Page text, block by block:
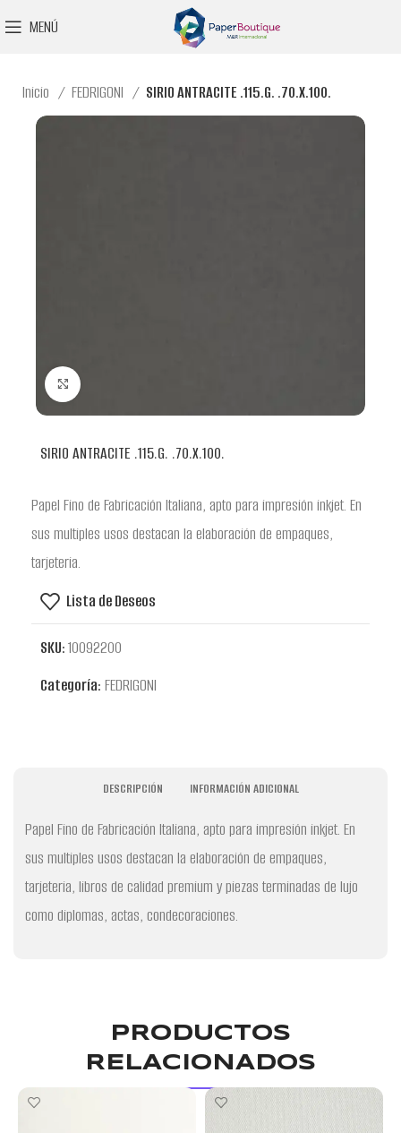
MENÚ
Inicio FEDRIGONI SIRIO ANTRACITE .115.G. .70.X.100.
SIRIO ANTRACITE .115.G. .70.X.100.
Papel Fino de Fabricación Italiana, apto para impresión inkjet. En
sus multiples usos destacan la elaboración de empaques,
tarjeteria.
Lista de Deseos
SKU:10092200
Categoría: FEDRIGONI
DESCRIPCIÓN INFORMACIÓN ADICIONAL
Papel Fino de Fabricación Italiana, apto para impresión inkjet. En
sus multiples usos destacan la elaboración de empaques,
tarjeteria, libros de calidad premium y piezas terminadas de lujo
como diplomas, actas, condecoraciones.
PRODUCTOS
RELACIONADOS